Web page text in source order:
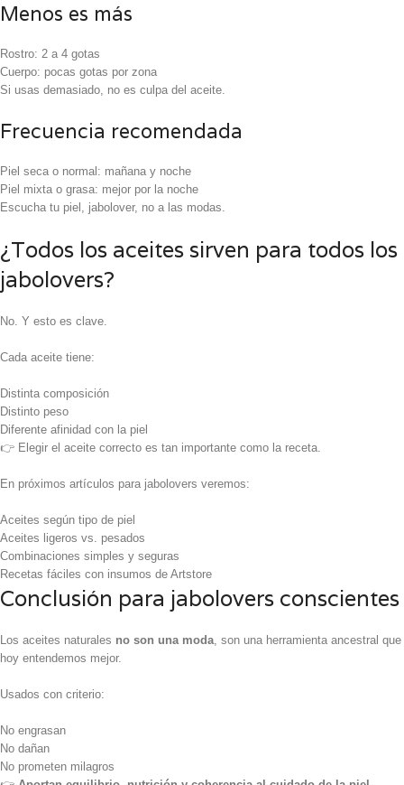
Menos es más
Rostro: 2 a 4 gotas
Cuerpo: pocas gotas por zona
Si usas demasiado, no es culpa del aceite.
Frecuencia recomendada
Piel seca o normal: mañana y noche
Piel mixta o grasa: mejor por la noche
Escucha tu piel, jabolover, no a las modas.
¿Todos los aceites sirven para todos los
jabolovers?
No. Y esto es clave.
Cada aceite tiene:
Distinta composición
Distinto peso
Diferente afinidad con la piel
👉 Elegir el aceite correcto es tan importante como la receta.
En próximos artículos para jabolovers veremos:
Aceites según tipo de piel
Aceites ligeros vs. pesados
Combinaciones simples y seguras
Recetas fáciles con insumos de Artstore
Conclusión para jabolovers conscientes
Los aceites naturales no son una moda , son una herramienta ancestral que
hoy entendemos mejor.
Usados con criterio:
No engrasan
No dañan
No prometen milagros